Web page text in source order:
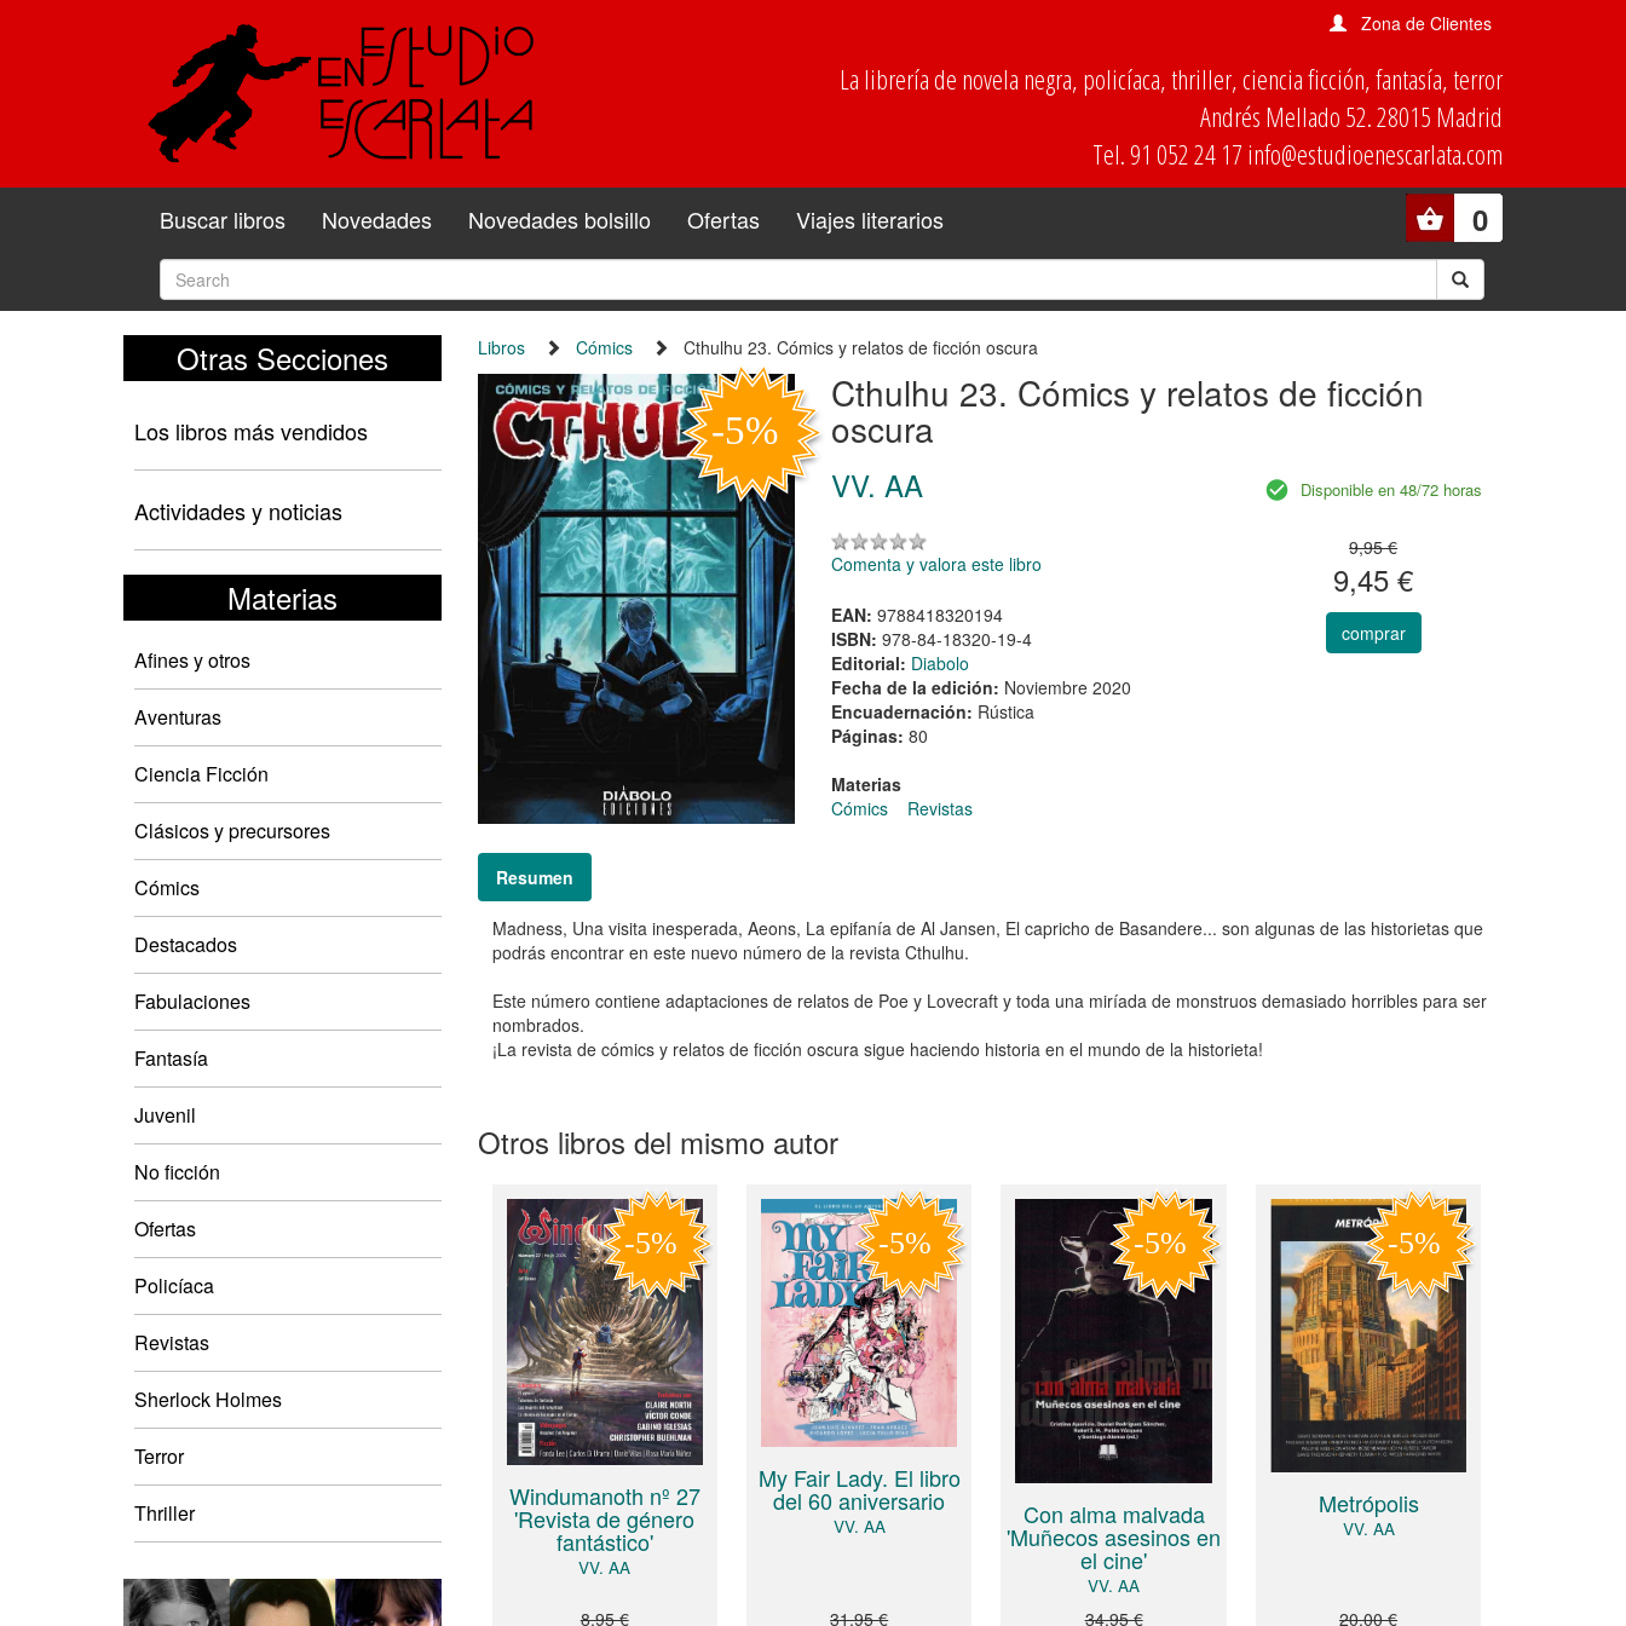
Zona de Clientes
La librería de novela negra, policíaca, thriller, ciencia ficción, fantasía, terror
Andrés Mellado 52. 28015 Madrid
Tel. 91 052 24 17 info@estudioenescarlata.com
0
Buscar libros Novedades Novedades bolsillo Ofertas Viajes literarios
Otras Secciones
Los libros más vendidos
Actividades y noticias
Materias
Afines y otros
Aventuras
Ciencia Ficción
Clásicos y precursores
Cómics
Destacados
Fabulaciones
Fantasía
Juvenil
No ficción
Ofertas
Policíaca
Revistas
Sherlock Holmes
Terror
Thriller
Libros Cómics Cthulhu 23. Cómics y relatos de ficción oscura
Cthulhu 23. Cómics y relatos de ficción
oscura
VV. AA
Comenta y valora este libro
EAN: 9788418320194
ISBN: 978-84-18320-19-4
Editorial: Diabolo
Fecha de la edición: Noviembre 2020
Encuadernación: Rústica
Páginas: 80
Materias
Cómics
Revistas
Disponible en 48/72 horas
9,95 €
9,45 €
comprar
Resumen
Madness, Una visita inesperada, Aeons, La epifanía de Al Jansen, El capricho de Basandere... son algunas de las historietas que
podrás encontrar en este nuevo número de la revista Cthulhu.
Este número contiene adaptaciones de relatos de Poe y Lovecraft y toda una miríada de monstruos demasiado horribles para ser
nombrados.
¡La revista de cómics y relatos de ficción oscura sigue haciendo historia en el mundo de la historieta!
Otros libros del mismo autor
Windumanoth nº 27
'Revista de género
fantástico'
VV. AA
8,95 €
My Fair Lady. El libro
del 60 aniversario
VV. AA
31,95 €
Con alma malvada
'Muñecos asesinos en
el cine'
VV. AA
34,95 €
Metrópolis
VV. AA
20,00 €